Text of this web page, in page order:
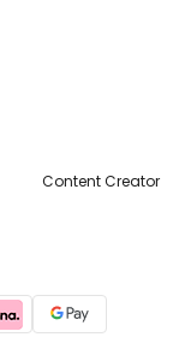
Content Creator